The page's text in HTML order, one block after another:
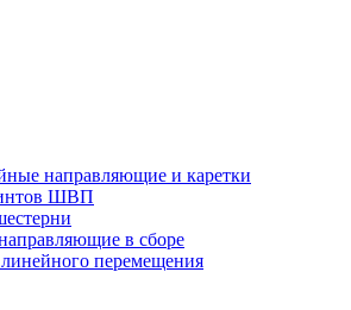
направляющие и каретки
ШВП
в сборе
перемещения